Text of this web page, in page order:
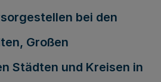
bei den
Großen
Städten und Kreisen in